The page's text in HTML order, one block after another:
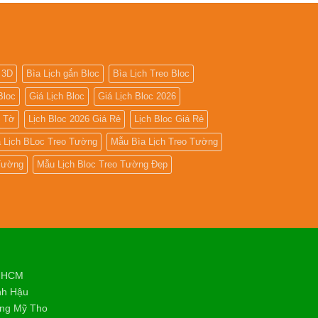
giá
Bìa Lịch gắn Bloc Bìa Lịch Treo Bloc
Giá Lịch Bloc Giá Lịch Bloc 2026
Tờ Lịch Bloc 2026 Giá Rẻ Lịch Bloc Giá Rẻ
Lịch BLoc Treo Tường Mẫu Bìa Lịch Treo Tường
Mẫu Lịch Bloc Treo Tường Đẹp
Hậu
Mỹ Tho